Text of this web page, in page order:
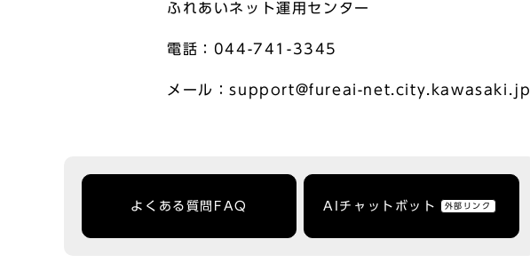
ふれあいネット運用センター
電話：044-741-3345
メール：support@fureai-net.city.kawasaki.jp
よくある質問FAQ AIチャットボット 外部リンク